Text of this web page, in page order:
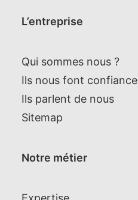
L’entreprise
Qui sommes nous ?
Ils nous font confiance
Ils parlent de nous
Sitemap
Notre métier